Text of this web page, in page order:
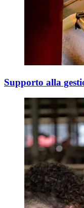
Supporto alla